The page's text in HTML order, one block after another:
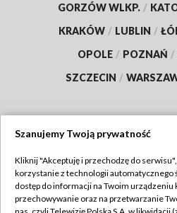
GORZÓW WLKP. /
KRAKÓW / LUBLIN /
OPOLE / POZNAŃ /
SZCZECIN /
TVP
Abonament TVP
Szanujemy Twoją prywatność
Kliknij "Akceptuję i przechodzę do
korzystanie z technologii automatycznego
dostęp do informacji na Twoim urządzeniu
przechowywanie oraz na przetwarzanie